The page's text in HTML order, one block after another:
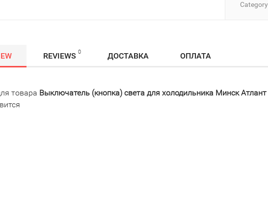
REVIEWS 0 ДОСТАВКА ОПЛАТА
товара Выключатель (кнопка) света для холодильника Минск